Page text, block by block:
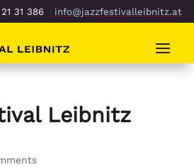
31 386 info@jazzfestivalleibnitz.at
Leibnitz